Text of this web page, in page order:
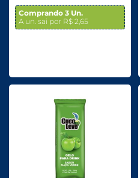
Comprando 3 Un.
A un. sai por R$ 2,65